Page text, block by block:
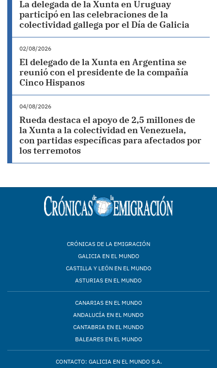
La delegada de la Xunta en Uruguay
participó en las celebraciones de la
colectividad gallega por el Día de Galicia
02/08/2026
El delegado de la Xunta en Argentina se
reunió con el presidente de la compañía
Cinco Hispanos
04/08/2026
Rueda destaca el apoyo de 2,5 millones de
la Xunta a la colectividad en Venezuela,
con partidas específicas para afectados por
los terremotos
CRÓNICAS DE LA EMIGRACIÓN
GALICIA EN EL MUNDO
CASTILLA Y LEÓN EN EL MUNDO
ASTURIAS EN EL MUNDO
CANARIAS EN EL MUNDO
ANDALUCÍA EN EL MUNDO
CANTABRIA EN EL MUNDO
BALEARES EN EL MUNDO
CONTACTO: GALICIA EN EL MUNDO S.A.